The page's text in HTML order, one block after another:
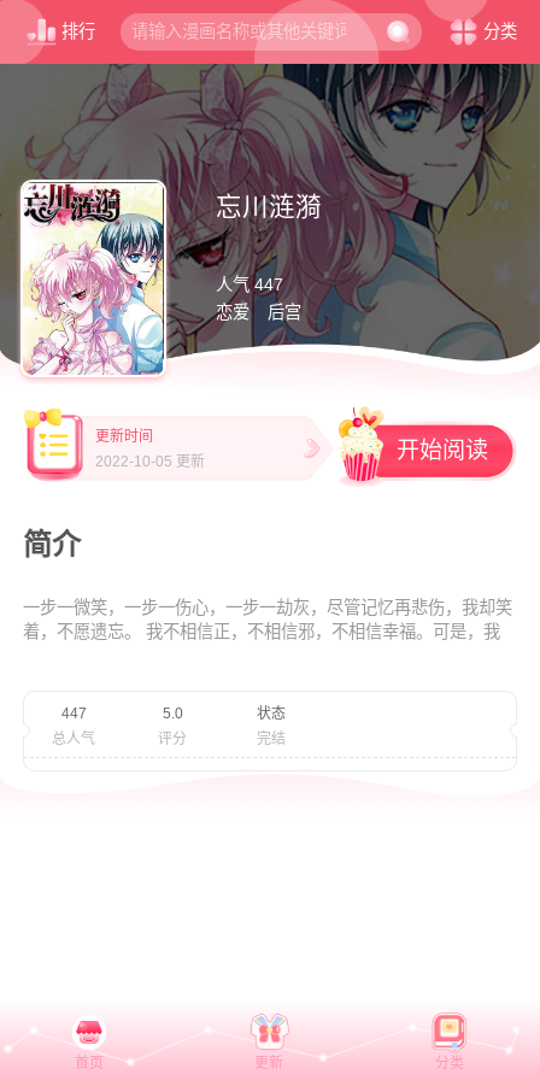
排行 分类
忘川涟漪
人气 447
恋爱
后宫
更新时间
2022-10-05 更新
开始阅读
简介
一步一微笑，一步一伤心，一步一劫灰，尽管记忆再悲伤，我却笑
着，不愿遗忘。 我不相信正，不相信邪，不相信幸福。可是，我
放弃，哪怕，爱比死更冷，更苦。。。
447
总人气
5.0
评分
状态
完结
首页 更新 分类